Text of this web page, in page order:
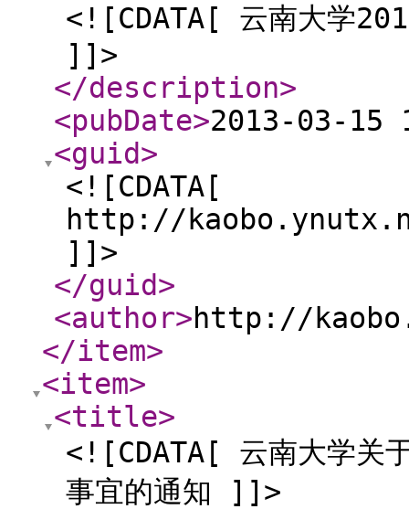
<![CDATA[ 云南大学
]]>
</description>
<pubDate>2013-03-15
<guid>
<![CDATA[
http://kaobo.ynutx.net/
]]>
</guid>
<author>http://
</item>
<item>
<title>
<![CDATA[ 云南大学关
事宜的通知 ]]>